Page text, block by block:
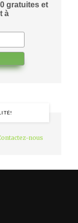
gratuites et
à